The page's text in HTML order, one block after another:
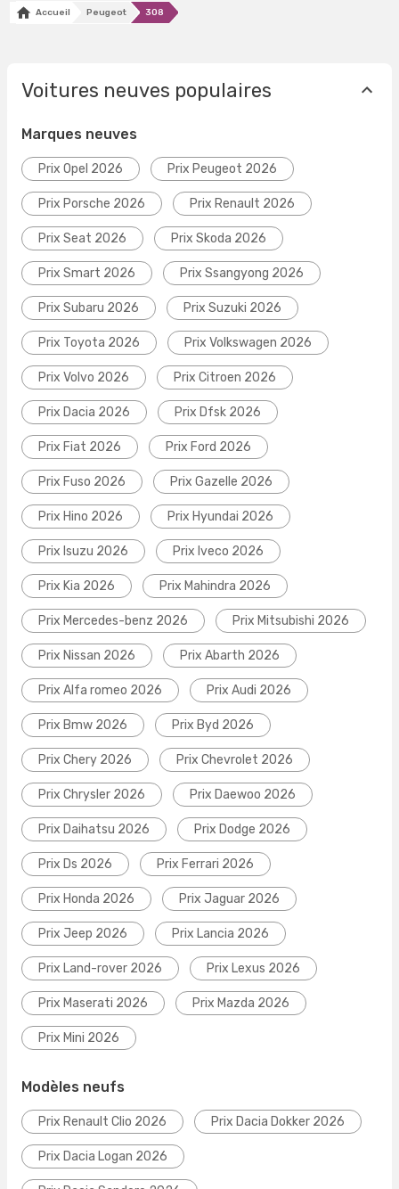
Accueil Peugeot 308
Voitures neuves populaires
Marques neuves
Prix Opel 2026 Prix Peugeot 2026
Prix Porsche 2026 Prix Renault 2026
Prix Seat 2026 Prix Skoda 2026
Prix Smart 2026 Prix Ssangyong 2026
Prix Subaru 2026 Prix Suzuki 2026
Prix Toyota 2026 Prix Volkswagen 2026
Prix Volvo 2026 Prix Citroen 2026
Prix Dacia 2026 Prix Dfsk 2026
Prix Fiat 2026 Prix Ford 2026
Prix Fuso 2026 Prix Gazelle 2026
Prix Hino 2026 Prix Hyundai 2026
Prix Isuzu 2026 Prix Iveco 2026
Prix Kia 2026 Prix Mahindra 2026
Prix Mercedes-benz 2026 Prix Mitsubishi 2026
Prix Nissan 2026 Prix Abarth 2026
Prix Alfa romeo 2026 Prix Audi 2026
Prix Bmw 2026 Prix Byd 2026
Prix Chery 2026 Prix Chevrolet 2026
Prix Chrysler 2026 Prix Daewoo 2026
Prix Daihatsu 2026 Prix Dodge 2026
Prix Ds 2026 Prix Ferrari 2026
Prix Honda 2026 Prix Jaguar 2026
Prix Jeep 2026 Prix Lancia 2026
Prix Land-rover 2026 Prix Lexus 2026
Prix Maserati 2026 Prix Mazda 2026
Prix Mini 2026
Modèles neufs
Prix Renault Clio 2026 Prix Dacia Dokker 2026
Prix Dacia Logan 2026